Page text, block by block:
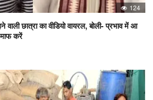
124
वाली छात्रा का वीडियो वायरल, बोली- प्रभाव में आ
करें